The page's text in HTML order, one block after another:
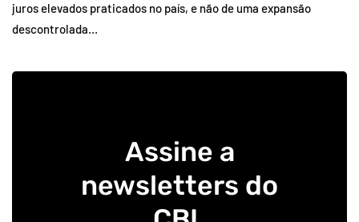
juros elevados praticados no país, e não de uma expansão
descontrolada…
Assine a
newsletters do